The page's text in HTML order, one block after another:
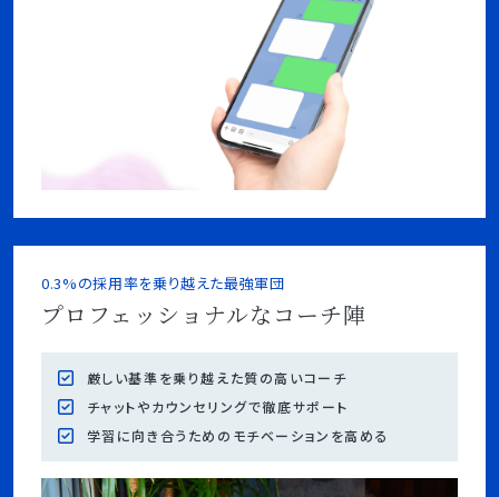
0.3%の採用率を乗り越えた最強軍団
プロフェッショナルなコーチ陣
厳しい基準を乗り越えた質の高いコーチ
チャットやカウンセリングで徹底サポート
学習に向き合うためのモチベーションを高める